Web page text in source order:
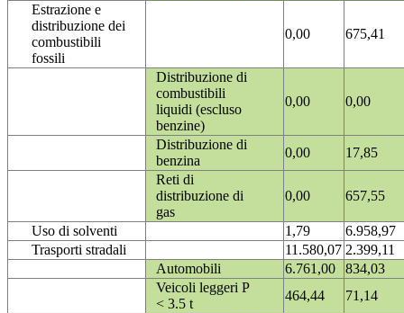
Estrazione e
distribuzione dei
combustibili
fossili
0,00 675,41
Distribuzione di
combustibili
liquidi (escluso
benzine)
0,00 0,00
Distribuzione di
benzina
0,00
17,85
Reti di
distribuzione di
gas
0,00 657,55
Uso di solventi 1,79
6.958,97
Trasporti stradali
11.580,07 2.399,11
Automobili
6.761,00
834,03
Veicoli leggeri P
< 3.5 t
464,44
71,14